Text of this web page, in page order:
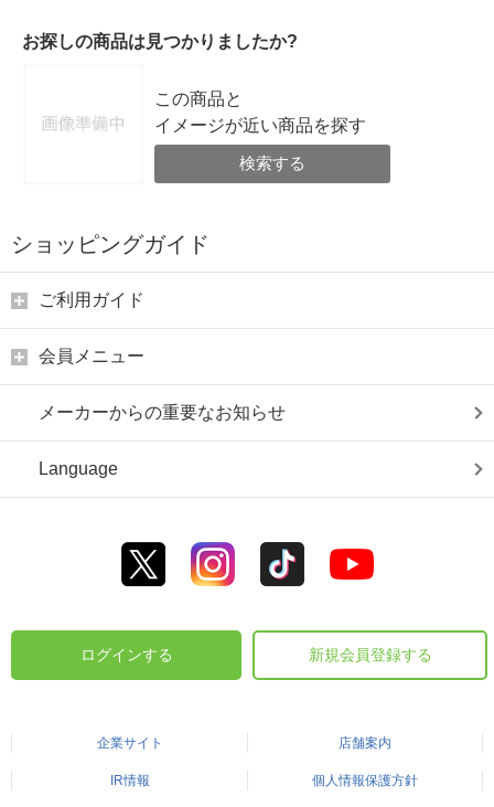
お探しの商品は見つかりましたか?
この商品と
イメージが近い商品を探す
検索する
ショッピングガイド
ご利用ガイド
会員メニュー
メーカーからの重要なお知らせ
Language
ログインする 新規会員登録する
企業サイト 店舗案内
IR情報 個人情報保護方針